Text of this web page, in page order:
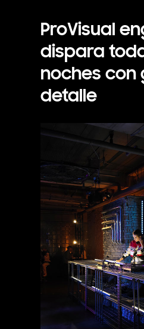
ProVisual
dispara
noches con
detalle